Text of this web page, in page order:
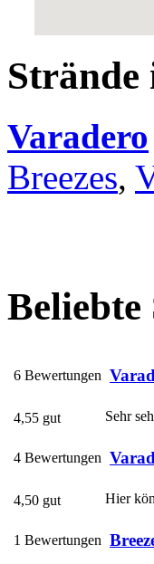
Strände
Varadero
Breezes,
6 Bewertungen
Sehr
4,55 gut
4 Bewertungen
Hier
4,50 gut
1 Bewertungen